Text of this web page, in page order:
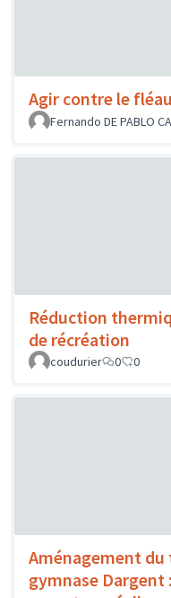
Agir contre le
Fernando DE PABLO
Réduction
de récréation
coudurier
0 0
Aménagement du
gymnase